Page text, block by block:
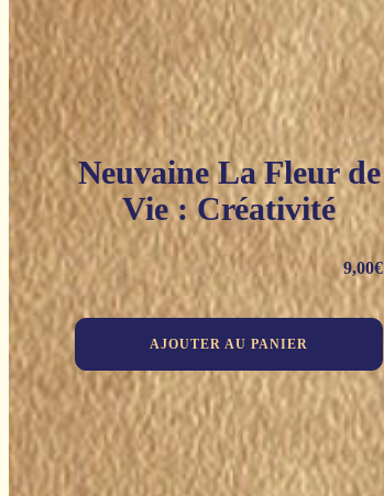
Neuvaine La Fleur de
Vie : Créativité
9,00€
AJOUTER AU PANIER